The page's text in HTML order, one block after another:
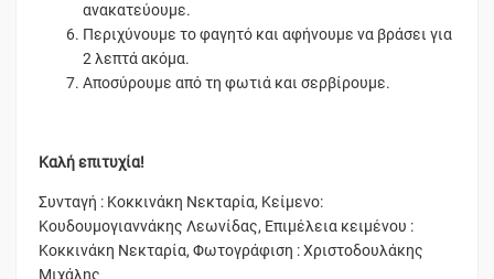
ανακατεύουμε.
Περιχύνουμε το φαγητό και αφήνουμε να βράσει για
2 λεπτά ακόμα.
Αποσύρουμε από τη φωτιά και σερβίρουμε.
Καλή επιτυχία!
Συνταγή : Κοκκινάκη Νεκταρία, Κείμενο:
Κουδουμογιαννάκης Λεωνίδας, Επιμέλεια κειμένου :
Κοκκινάκη Νεκταρία, Φωτογράφιση : Χριστοδουλάκης
Μιχάλης